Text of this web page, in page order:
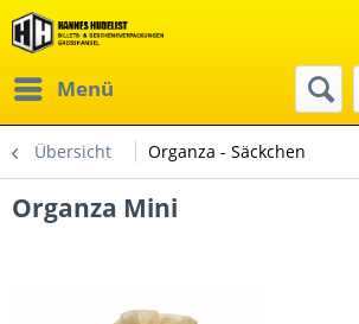
Menü
Übersicht Organza - Säckchen
Organza Mini